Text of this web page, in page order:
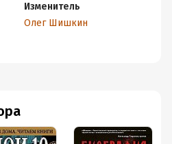
Изменитель
Олег Шишкин